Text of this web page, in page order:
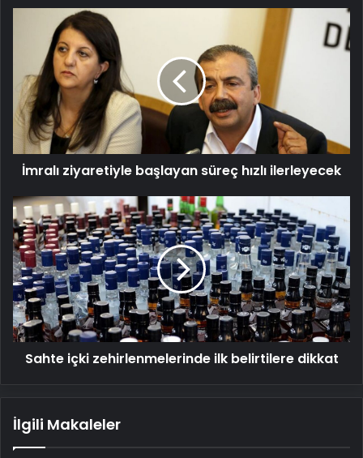
ziyaretiyle
başlayan
hızlı
ilerleyecek
İmralı ziyaretiyle başlayan süreç hızlı ilerleyecek
Sahte
içki
zehirlenmelerinde
ilk
belirtilere
dikkat
Sahte içki zehirlenmelerinde ilk belirtilere dikkat
İlgili Makaleler